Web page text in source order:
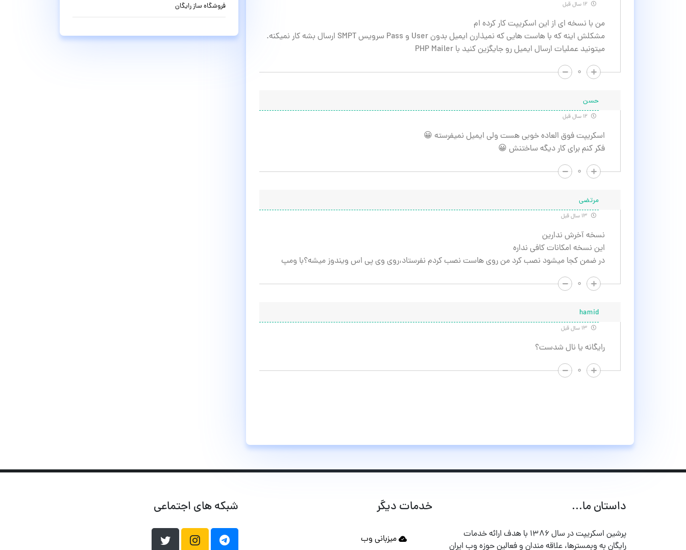
من با نسخه ای از این اسکریپت کار کرده ام
مشکلش اینه که با هاست هایی که نمیذارن ایمیل بدون User و Pass سرویس SMPT ارسال بشه کار نمیکنه.
میتونید عملیات ارسال ایمیل رو جایگزین کنید با PHP Mailer
۰
حسن
اسکریپت فوق العاده خوبی هست ولی ایمیل نمیفرسته 😀
فکر کنم برای کار دیگه ساختنش 😀
۰
مرتضی
نسخه آخرش ندارین
این نسخه امکانات کافی نداره
در ضمن کجا میشود نصب کرد من روی هاست نصب کردم نفرستاد،روی وی پی اس ویندوز میشه؟با ومپ
۰
hamid
رایگانه یا نال شدست؟
۰
فروشگاه ساز رایگان
داستان ما...
پرشین اسکریپت در سال ۱۳۸۶ با هدف ارائه خدمات
رایگان به وبمسترها، علاقه مندان و فعالین حوزه وب ایران
خدمات دیگر
میزبانی وب
شبکه های اجتماعی